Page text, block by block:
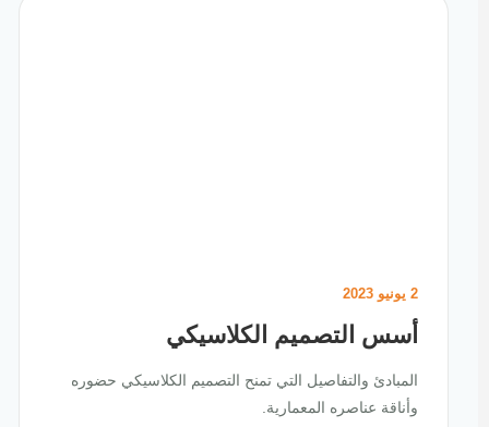
أسس التصميم الكلاسيكي
المبادئ والتفاصيل التي تمنح التصميم الكلاسيكي حضوره
وأناقة عناصره المعمارية.